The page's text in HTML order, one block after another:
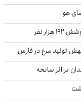
هوا
نفر
بر اثر سانحه